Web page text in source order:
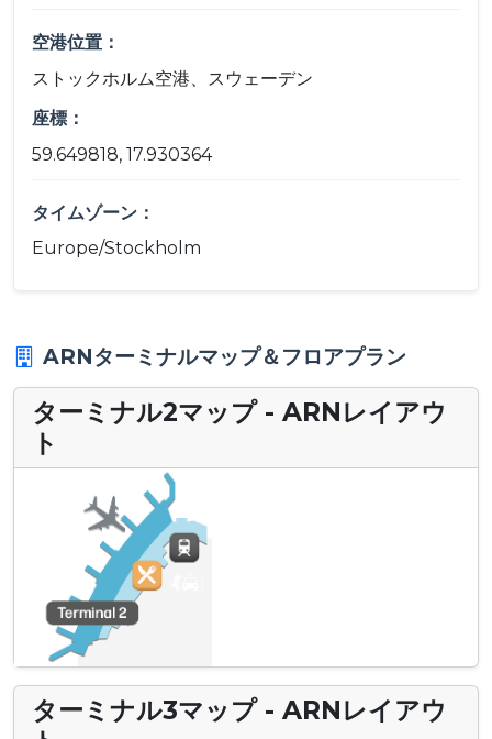
空港位置：
ストックホルム空港、スウェーデン
座標：
59.649818, 17.930364
タイムゾーン：
Europe/Stockholm
ARNターミナルマップ＆フロアプラン
ターミナル2マップ - ARNレイアウ
ト
ターミナル3マップ - ARNレイアウ